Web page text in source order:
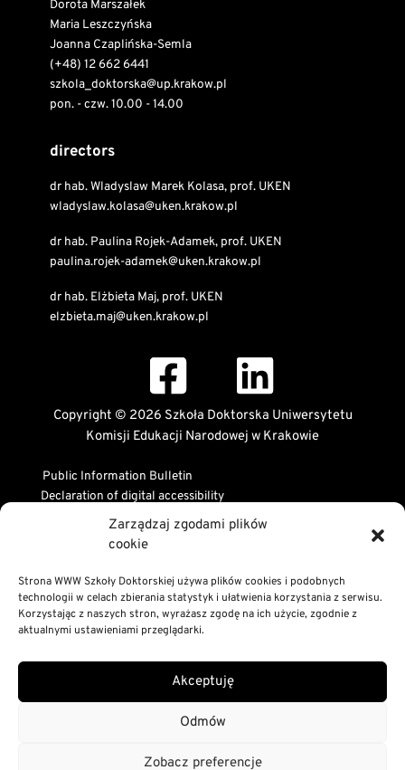
Zarządzaj zgodami plików
cookie
Strona WWW Szkoły Doktorskiej używa plików cookies i podobnych
technologii w celach zbierania statystyk i ułatwienia korzystania z serwisu.
Korzystając z naszych stron, wyrażasz zgodę na ich użycie, zgodnie z
aktualnymi ustawieniami przeglądarki.
Akceptuję
Odmów
Zobacz preferencje
Dorota Marszałek
Maria Leszczyńska
Joanna Czaplińska-Semla
(+48) 12 662 6441
szkola_doktorska@up.krakow.pl
pon. - czw. 10.00 - 14.00
directors
dr hab. Wladyslaw Marek Kolasa, prof. UKEN
wladyslaw.kolasa@uken.krakow.pl
dr hab. Paulina Rojek-Adamek, prof. UKEN
paulina.rojek-adamek@uken.krakow.pl
dr hab. Elżbieta Maj, prof. UKEN
elzbieta.maj@uken.krakow.pl
Copyright © 2026 Szkoła Doktorska Uniwersytetu
Komisji Edukacji Narodowej w Krakowie
Public Information Bulletin
Declaration of digital accessibility
RODO Statement
Privacy and Cookies Policy